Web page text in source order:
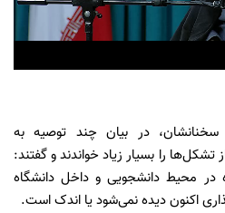
در بیان چند توصیه به
را بسیار زیاد خواندند و گفتند:
در محیط دانشجویی و داخل دانشگاه
اکنون دیده نمی‌شود یا اندک است.